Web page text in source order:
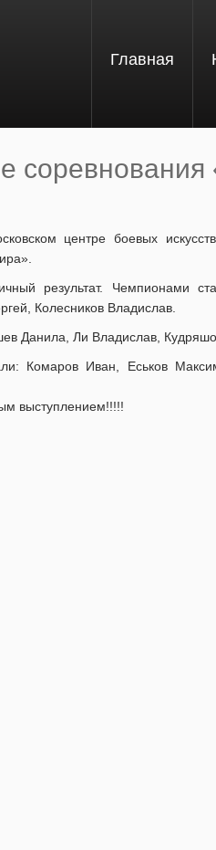
Главная
центре боевых
результат. Чемпионами
Колесников Владислав.
Данила, Ли Владислав,
Комаров Иван, Еськов
выступлением!!!!!